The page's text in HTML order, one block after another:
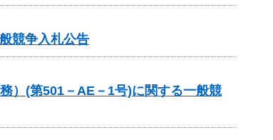
競争入札公告
(第501－AE－1号)に関する一般競